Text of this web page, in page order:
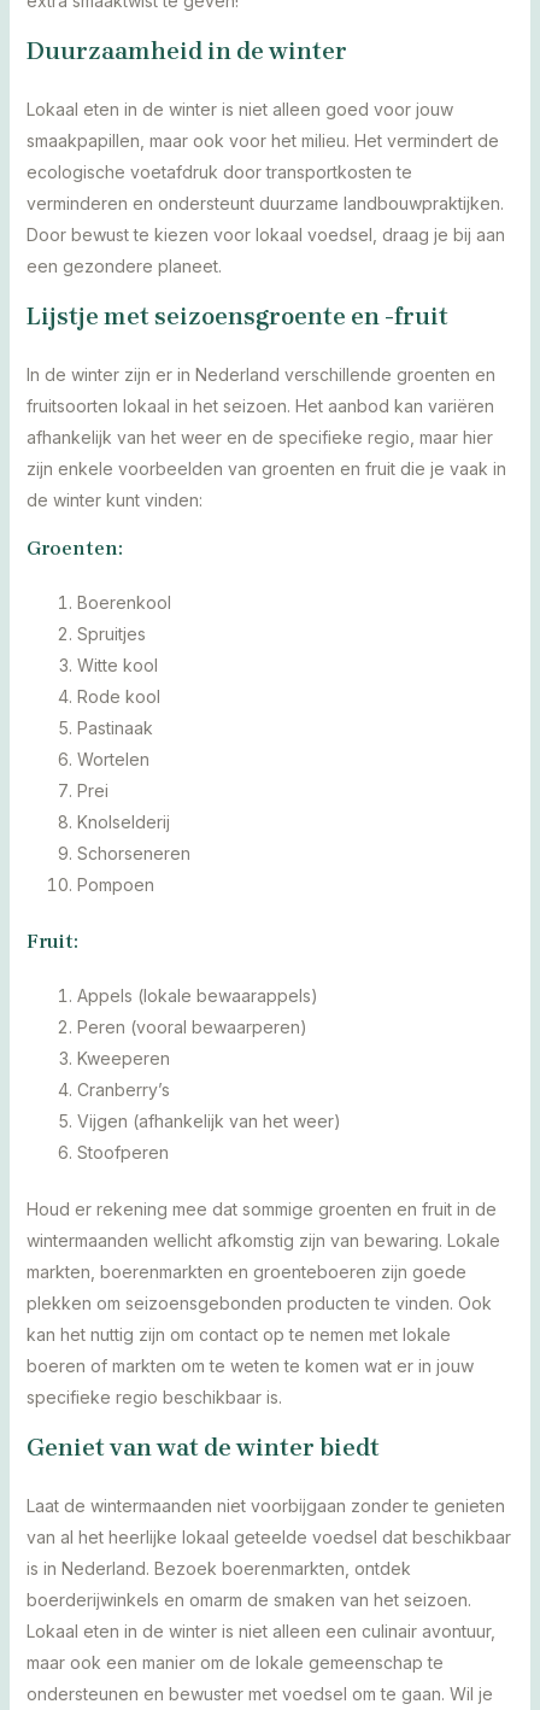
Duurzaamheid in de winter
Lokaal eten in de winter is niet alleen goed voor jouw
smaakpapillen, maar ook voor het milieu. Het vermindert de
ecologische voetafdruk door transportkosten te
verminderen en ondersteunt duurzame landbouwpraktijken.
Door bewust te kiezen voor lokaal voedsel, draag je bij aan
een gezondere planeet.
Lijstje met seizoensgroente en -fruit
In de winter zijn er in Nederland verschillende groenten en
fruitsoorten lokaal in het seizoen. Het aanbod kan variëren
afhankelijk van het weer en de specifieke regio, maar hier
zijn enkele voorbeelden van groenten en fruit die je vaak in
de winter kunt vinden:
Groenten:
Boerenkool
Spruitjes
Witte kool
Rode kool
Pastinaak
Wortelen
Prei
Knolselderij
Schorseneren
Pompoen
Fruit:
Appels (lokale bewaarappels)
Peren (vooral bewaarperen)
Kweeperen
Cranberry’s
Vijgen (afhankelijk van het weer)
Stoofperen
Houd er rekening mee dat sommige groenten en fruit in de
wintermaanden wellicht afkomstig zijn van bewaring. Lokale
markten, boerenmarkten en groenteboeren zijn goede
plekken om seizoensgebonden producten te vinden. Ook
kan het nuttig zijn om contact op te nemen met lokale
boeren of markten om te weten te komen wat er in jouw
specifieke regio beschikbaar is.
Geniet van wat de winter biedt
Laat de wintermaanden niet voorbijgaan zonder te genieten
van al het heerlijke lokaal geteelde voedsel dat beschikbaar
is in Nederland. Bezoek boerenmarkten, ontdek
boerderijwinkels en omarm de smaken van het seizoen.
Lokaal eten in de winter is niet alleen een culinair avontuur,
maar ook een manier om de lokale gemeenschap te
ondersteunen en bewuster met voedsel om te gaan. Wil je